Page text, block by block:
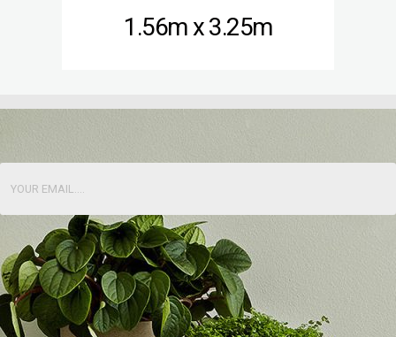
1.56m x 3.25m